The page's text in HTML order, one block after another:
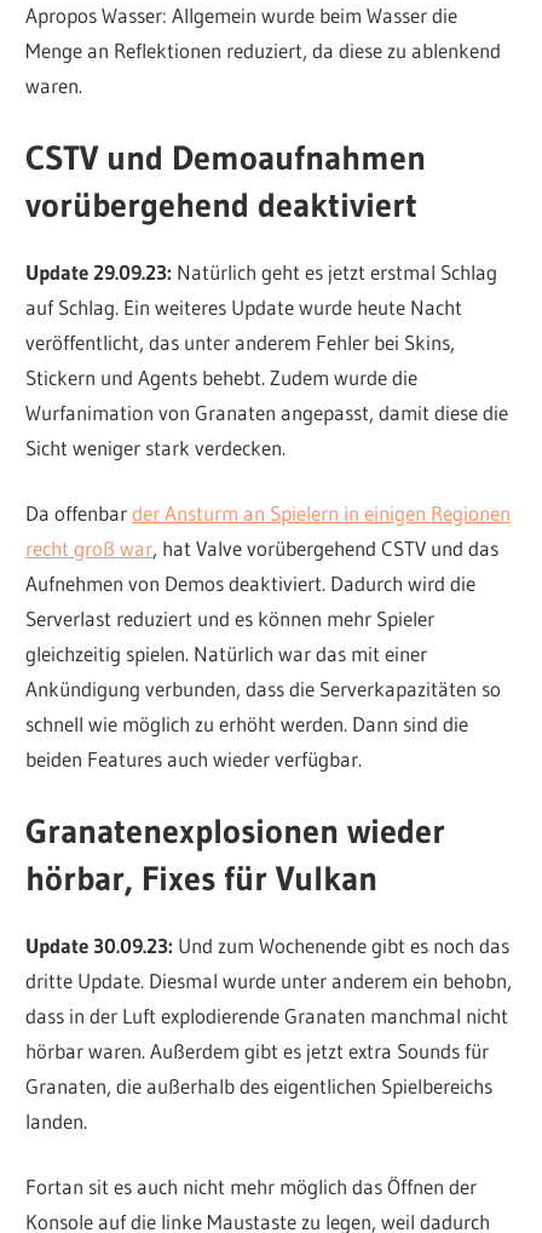
Apropos Wasser: Allgemein wurde beim Wasser die
Menge an Reflektionen reduziert, da diese zu ablenkend
waren.
CSTV und Demoaufnahmen
vorübergehend deaktiviert
Update 29.09.23: Natürlich geht es jetzt erstmal Schlag
auf Schlag. Ein weiteres Update wurde heute Nacht
veröffentlicht, das unter anderem Fehler bei Skins,
Stickern und Agents behebt. Zudem wurde die
Wurfanimation von Granaten angepasst, damit diese die
Sicht weniger stark verdecken.
Da offenbarder Ansturm an Spielern in einigen Regionen
recht groß war, hat Valve vorübergehend CSTV und das
Aufnehmen von Demos deaktiviert. Dadurch wird die
Serverlast reduziert und es können mehr Spieler
gleichzeitig spielen. Natürlich war das mit einer
Ankündigung verbunden, dass die Serverkapazitäten so
schnell wie möglich zu erhöht werden. Dann sind die
beiden Features auch wieder verfügbar.
Granatenexplosionen wieder
hörbar, Fixes für Vulkan
Update 30.09.23: Und zum Wochenende gibt es noch das
dritte Update. Diesmal wurde unter anderem ein behobn,
dass in der Luft explodierende Granaten manchmal nicht
hörbar waren. Außerdem gibt es jetzt extra Sounds für
Granaten, die außerhalb des eigentlichen Spielbereichs
landen.
Fortan sit es auch nicht mehr möglich das Öffnen der
Konsole auf die linke Maustaste zu legen, weil dadurch